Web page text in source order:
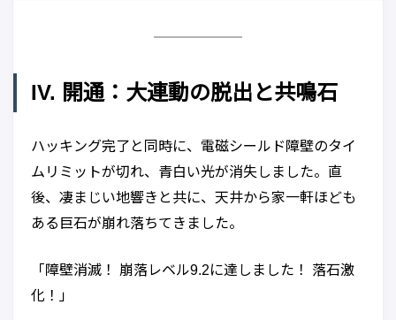
IV. 開通：大連動の脱出と共鳴石
ハッキング完了と同時に、電磁シールド障壁のタイ
ムリミットが切れ、青白い光が消失しました。直
後、凄まじい地響きと共に、天井から家一軒ほども
ある巨石が崩れ落ちてきました。
「障壁消滅！ 崩落レベル9.2に達しました！ 落石激
化！」